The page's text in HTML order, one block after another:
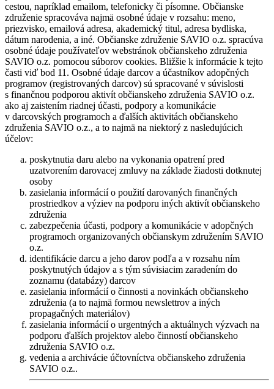
cestou, napríklad emailom, telefonicky či písomne. Občianske
združenie spracováva najmä osobné údaje v rozsahu: meno,
priezvisko, emailová adresa, akademický titul, adresa bydliska,
dátum narodenia, a iné. Občianske združenie SAVIO o.z. spracúva
osobné údaje používateľov webstránok občianskeho združenia
SAVIO o.z. pomocou súborov cookies. Bližšie k informácie k tejto
časti viď bod 11. Osobné údaje darcov a účastníkov adopčných
programov (registrovaných darcov) sú spracované v súvislosti
s finančnou podporou aktivít občianskeho združenia SAVIO o.z.
ako aj zaistením riadnej účasti, podpory a komunikácie
v darcovských programoch a ďalších aktivitách občianskeho
združenia SAVIO o.z., a to najmä na niektorý z nasledujúcich
účelov:
poskytnutia daru alebo na vykonania opatrení pred
uzatvorením darovacej zmluvy na základe žiadosti dotknutej
osoby
zasielania informácií o použití darovaných finančných
prostriedkov a výziev na podporu iných aktivít občianskeho
združenia
zabezpečenia účasti, podpory a komunikácie v adopčných
programoch organizovaných občianskym združením SAVIO
o.z.
identifikácie darcu a jeho darov podľa a v rozsahu ním
poskytnutých údajov a s tým súvisiacim zaradením do
zoznamu (databázy) darcov
zasielania informácií o činnosti a novinkách občianskeho
združenia (a to najmä formou newslettrov a iných
propagačných materiálov)
zasielania informácií o urgentných a aktuálnych výzvach na
podporu ďalších projektov alebo činností občianskeho
združenia SAVIO o.z.
vedenia a archivácie účtovníctva občianskeho združenia
SAVIO o.z..